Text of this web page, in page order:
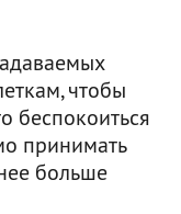
чтобы
беспокоиться
принимать
больше